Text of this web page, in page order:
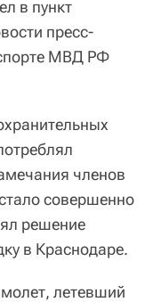
в пункт
пресс-
МВД РФ
членов
совершенно
решение
в Краснодаре.
летевший